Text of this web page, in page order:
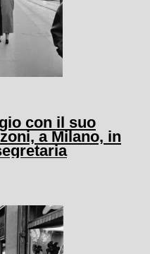
con il suo
a Milano, in